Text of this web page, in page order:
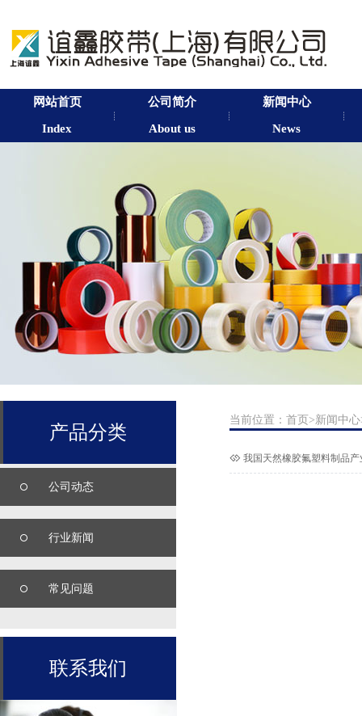
网站首页
Index
公司简介
About us
新闻中心
News
产品分类
公司动态
行业新闻
常见问题
联系我们
当前位置： 首页 >新闻中心
我国天然橡胶氟塑料制品